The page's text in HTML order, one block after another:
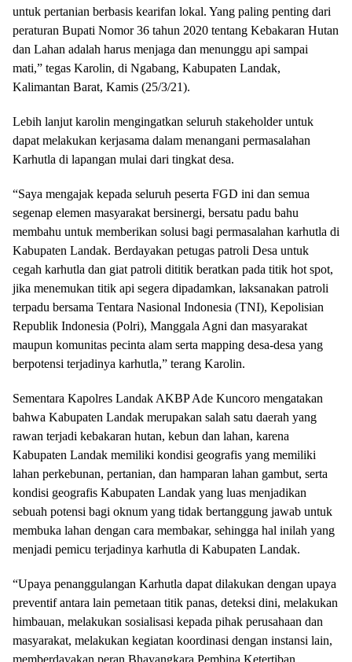
untuk pertanian berbasis kearifan lokal. Yang paling penting dari
peraturan Bupati Nomor 36 tahun 2020 tentang Kebakaran Hutan
dan Lahan adalah harus menjaga dan menunggu api sampai
mati,” tegas Karolin, di Ngabang, Kabupaten Landak,
Kalimantan Barat, Kamis (25/3/21).
Lebih lanjut karolin mengingatkan seluruh stakeholder untuk
dapat melakukan kerjasama dalam menangani permasalahan
Karhutla di lapangan mulai dari tingkat desa.
“Saya mengajak kepada seluruh peserta FGD ini dan semua
segenap elemen masyarakat bersinergi, bersatu padu bahu
membahu untuk memberikan solusi bagi permasalahan karhutla di
Kabupaten Landak. Berdayakan petugas patroli Desa untuk
cegah karhutla dan giat patroli dititik beratkan pada titik hot spot,
jika menemukan titik api segera dipadamkan, laksanakan patroli
terpadu bersama Tentara Nasional Indonesia (TNI), Kepolisian
Republik Indonesia (Polri), Manggala Agni dan masyarakat
maupun komunitas pecinta alam serta mapping desa-desa yang
berpotensi terjadinya karhutla,” terang Karolin.
Sementara Kapolres Landak AKBP Ade Kuncoro mengatakan
bahwa Kabupaten Landak merupakan salah satu daerah yang
rawan terjadi kebakaran hutan, kebun dan lahan, karena
Kabupaten Landak memiliki kondisi geografis yang memiliki
lahan perkebunan, pertanian, dan hamparan lahan gambut, serta
kondisi geografis Kabupaten Landak yang luas menjadikan
sebuah potensi bagi oknum yang tidak bertanggung jawab untuk
membuka lahan dengan cara membakar, sehingga hal inilah yang
menjadi pemicu terjadinya karhutla di Kabupaten Landak.
“Upaya penanggulangan Karhutla dapat dilakukan dengan upaya
preventif antara lain pemetaan titik panas, deteksi dini, melakukan
himbauan, melakukan sosialisasi kepada pihak perusahaan dan
masyarakat, melakukan kegiatan koordinasi dengan instansi lain,
memberdayakan peran Bhayangkara Pembina Ketertiban